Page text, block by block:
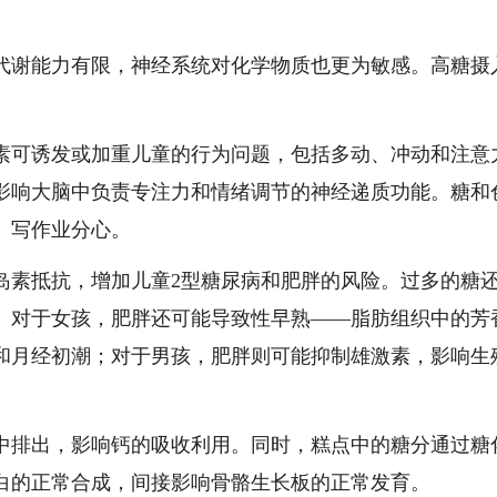
能力有限，神经系统对化学物质也更为敏感。高糖摄
诱发或加重儿童的行为问题，包括多动、冲动和注意
大脑中负责专注力和情绪调节的神经递质功能。糖和
作业分心。
抵抗，增加儿童2型糖尿病和肥胖的风险。过多的糖
对于女孩，肥胖还可能导致性早熟——脂肪组织中的芳
经初潮；对于男孩，肥胖则可能抑制雄激素，影响生
出，影响钙的吸收利用。同时，糕点中的糖分通过糖
正常合成，间接影响骨骼生长板的正常发育。